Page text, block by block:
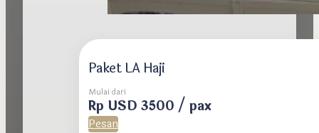
Paket LA Haji
Mulai dari
Rp USD 3500 / pax
Pesan